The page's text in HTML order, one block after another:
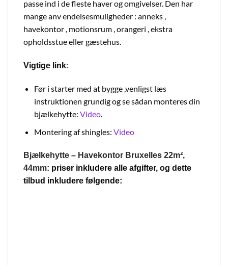
passe ind i de fleste haver og omgivelser. Den har
mange anv endelsesmuligheder : anneks ,
havekontor , motionsrum , orangeri , ekstra
opholdsstue eller gæstehus.
Vigtige link:
Før i starter med at bygge ,venligst læs
instruktionen grundig og se sådan monteres din
bjælkehytte: Video.
Montering af shingles: Video
Bjælkehytte – Havekontor Bruxelles 22m²,
44mm: priser inkludere alle afgifter, og dette
tilbud inkludere følgende: